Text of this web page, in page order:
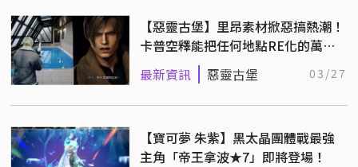
【惡靈古堡】里昂素材掀惡搞熱潮！
卡普空釋能把任何地點RE化的萬用
迷因模板
最新資訊 惡靈古堡 03/27
【寶可夢 朱紫】黑太晶團體戰最強
主角「帝王拿波★7」即將登場！